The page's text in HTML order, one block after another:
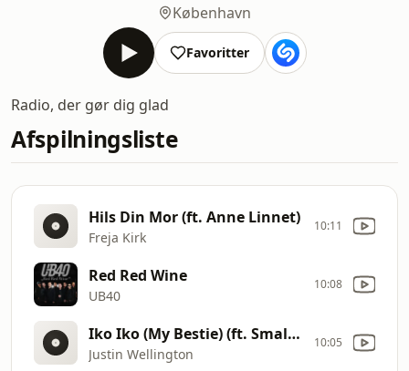
København
Favoritter
Radio, der gør dig glad
Afspilningsliste
Hils Din Mor (ft. Anne Linnet)
Freja Kirk
10:11
Red Red Wine
UB40
10:08
Iko Iko (My Bestie) (ft. Small Jam)
Justin Wellington
10:05